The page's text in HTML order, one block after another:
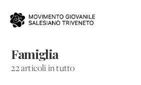
Famiglia
22 articoli in tutto